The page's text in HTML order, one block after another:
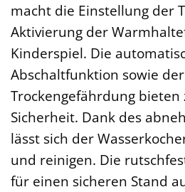
macht die Einstellung der
Aktivierung der
Kinderspiel. Die
Abschaltfunktion sowie
Trockengefährdung bieten
Sicherheit. Dank des
lässt sich der
und reinigen. Die
für einen sicheren Stand